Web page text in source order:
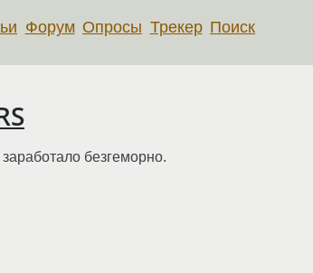
Форум Опросы Трекер Поиск
безгеморно.